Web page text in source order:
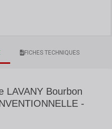
FICHES TECHNIQUES
LAVANY Bourbon
-